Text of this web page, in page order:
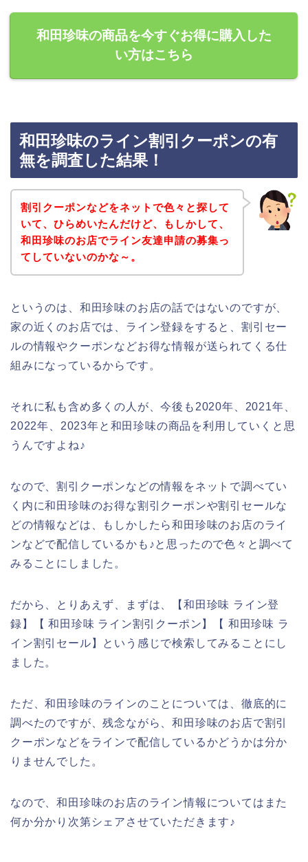
和田珍味の商品を今すぐお得に購入した
い方はこちら
和田珍味のライン割引クーポンの有
無を調査した結果！
割引クーポンなどをネットで色々と探して
いて、ひらめいたんだけど、もしかして、
和田珍味のお店でライン友達申請の募集っ
てしていないのかな～。
というのは、和田珍味のお店の話ではないのですが、
家の近くのお店では、ライン登録をすると、割引セー
ルの情報やクーポンなどお得な情報が送られてくる仕
組みになっているからです。
それに私も含め多くの人が、今後も2020年、2021年、
2022年、2023年と和田珍味の商品を利用していくと思
うんですよね♪
なので、割引クーポンなどの情報をネットで調べてい
く内に和田珍味のお得な割引クーポンや割引セールな
どの情報などは、もしかしたら和田珍味のお店のライ
ンなどで配信しているかも♪と思ったので色々と調べて
みることにしました。
だから、とりあえず、まずは、【和田珍味 ライン登
録】【 和田珍味 ライン割引クーポン】【 和田珍味 ラ
イン割引セール】という感じで検索してみることにし
ました。
ただ、和田珍味のラインのことについては、徹底的に
調べたのですが、残念ながら、和田珍味のお店で割引
クーポンなどをラインで配信しているかどうかは分か
りませんでした。
なので、和田珍味のお店のライン情報についてはまた
何か分かり次第シェアさせていただきます♪